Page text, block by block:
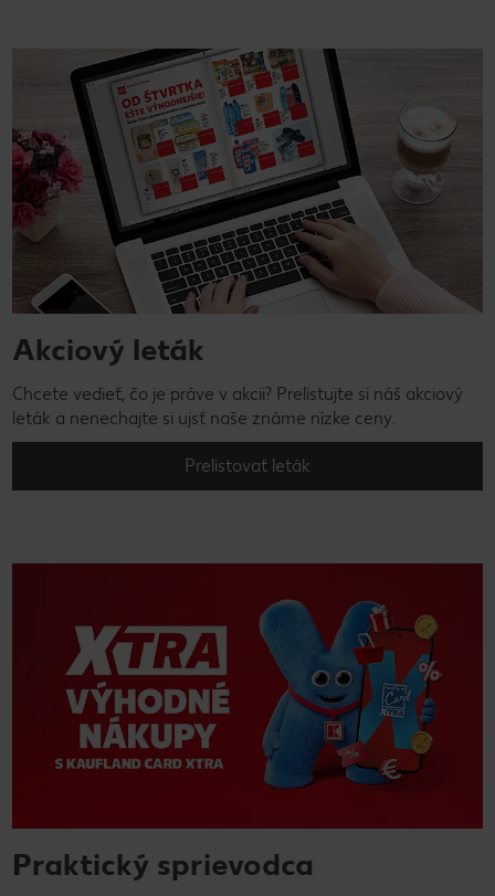
Akciový leták
Chcete vedieť, čo je práve v akcii? Prelistujte si náš akciový
leták a nenechajte si ujsť naše známe nízke ceny.
Prelistovať leták
Praktický sprievodca